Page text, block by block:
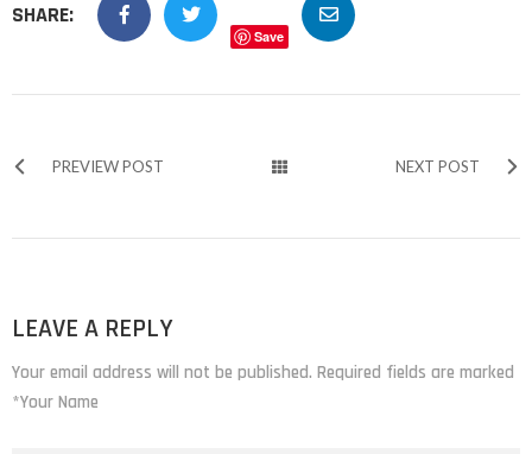
SHARE:
Save
PREVIEW POST NEXT POST
LEAVE A REPLY
Your email address will not be published. Required fields are marked
*Your Name